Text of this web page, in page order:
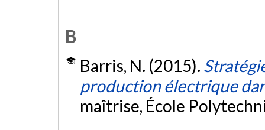
B
Barris, N. (2015).
production électrique
maîtrise, École